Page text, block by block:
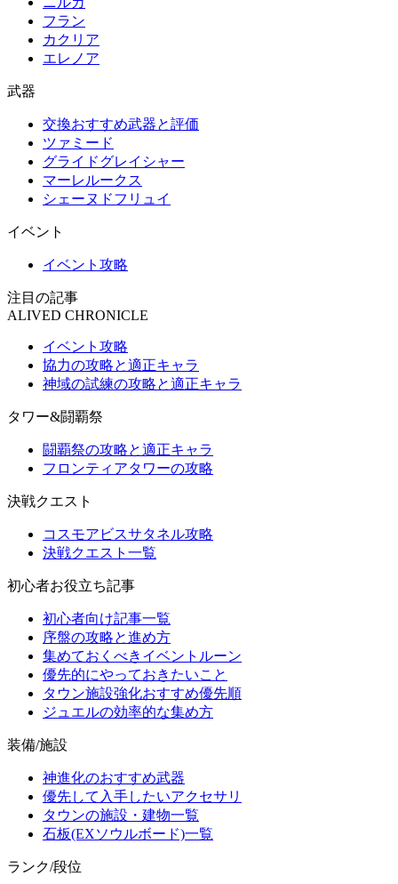
フラン
カクリア
エレノア
武器
交換おすすめ武器と評価
ツァミード
グライドグレイシャー
マーレルークス
シェーヌドフリュイ
イベント
イベント攻略
注目の記事
ALIVED CHRONICLE
イベント攻略
協力の攻略と適正キャラ
神域の試練の攻略と適正キャラ
タワー&闘覇祭
闘覇祭の攻略と適正キャラ
フロンティアタワーの攻略
決戦クエスト
コスモアビスサタネル攻略
決戦クエスト一覧
初心者お役立ち記事
初心者向け記事一覧
序盤の攻略と進め方
集めておくべきイベントルーン
優先的にやっておきたいこと
タウン施設強化おすすめ優先順
ジュエルの効率的な集め方
装備/施設
神進化のおすすめ武器
優先して入手したいアクセサリ
タウンの施設・建物一覧
石板(EXソウルボード)一覧
ランク/段位